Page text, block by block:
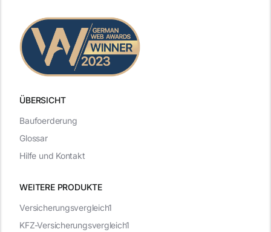
ÜBERSICHT
WEITERE PRODUKTE
Versicherungsvergleich1
KFZ-Versicherungsvergleich1
Baufoerderung
Glossar
Hilfe und Kontakt